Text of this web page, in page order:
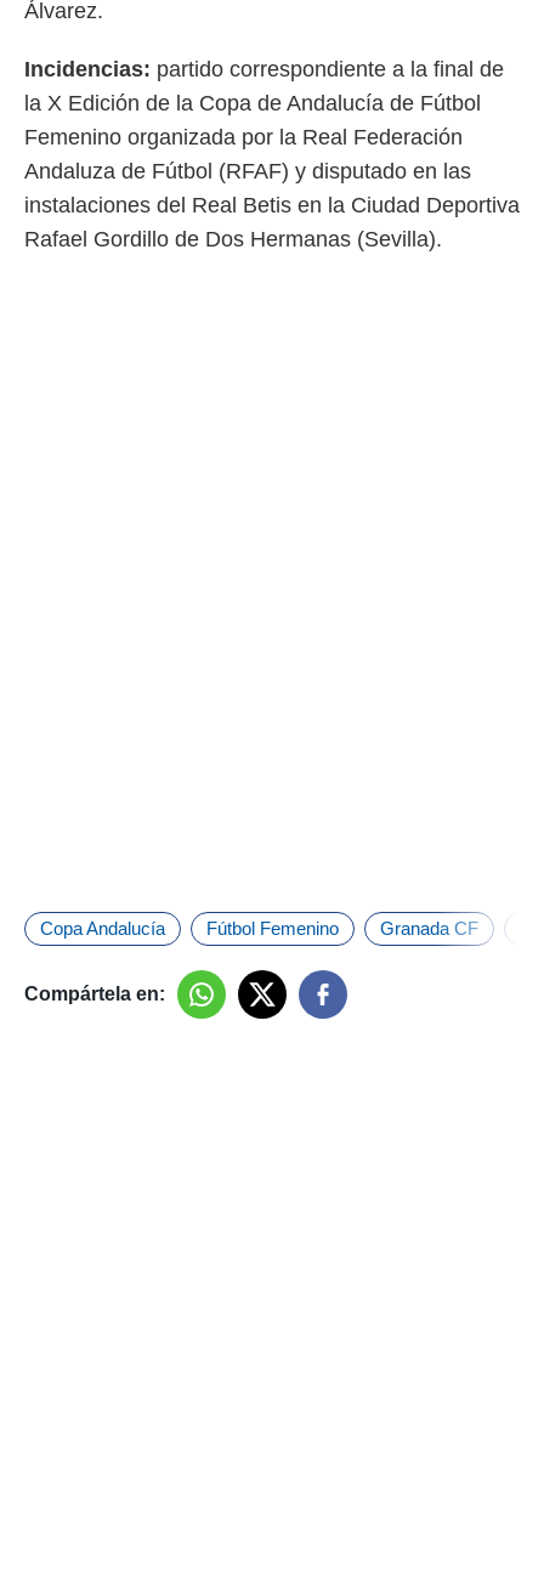
Álvarez.
Incidencias: partido correspondiente a la final de
la X Edición de la Copa de Andalucía de Fútbol
Femenino organizada por la Real Federación
Andaluza de Fútbol (RFAF) y disputado en las
instalaciones del Real Betis en la Ciudad Deportiva
Rafael Gordillo de Dos Hermanas (Sevilla).
Copa Andalucía Fútbol Femenino Granada CF
Compártela en: